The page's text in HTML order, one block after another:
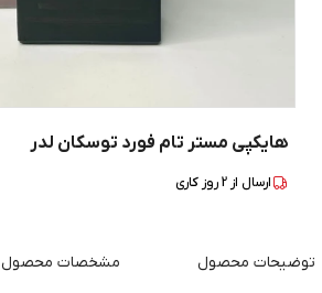
هایکپی مستر تام فورد توسکان لدر
ارسال از 2روز کاری
توضیحات محصول مشخصات محصول